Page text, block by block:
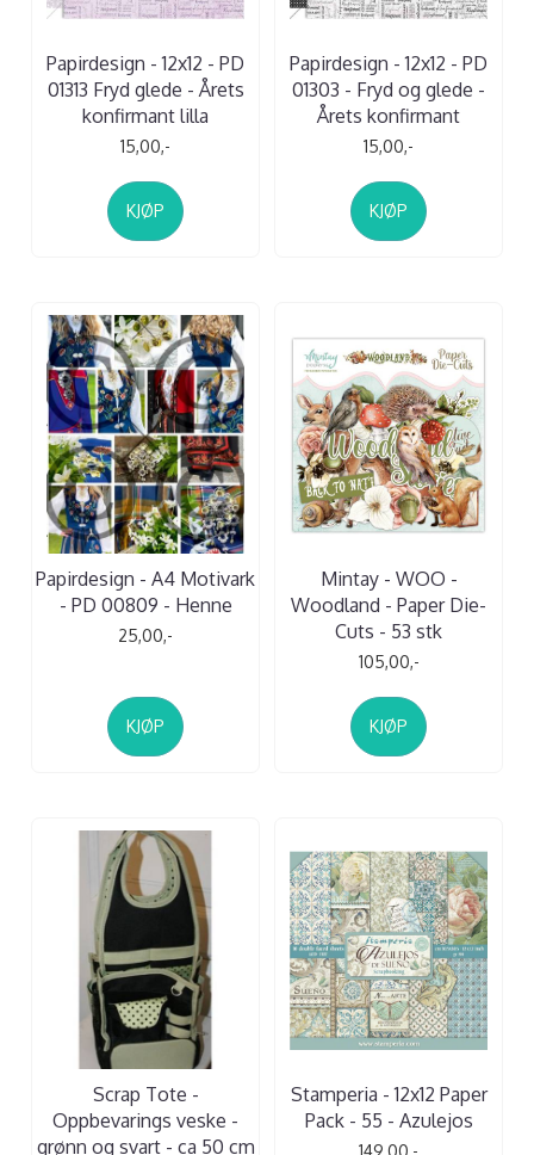
Papirdesign - 12x12 - PD
01313 Fryd glede - Årets
konfirmant lilla
15,00,-
KJØP
Papirdesign - 12x12 - PD
01303 - Fryd og glede -
Årets konfirmant
15,00,-
KJØP
Papirdesign - A4 Motivark
- PD 00809 - Henne
25,00,-
KJØP
Mintay - WOO -
Woodland - Paper Die-
Cuts - 53 stk
105,00,-
KJØP
Scrap Tote -
Oppbevarings veske -
grønn og svart - ca 50 cm
Stamperia - 12x12 Paper
Pack - 55 - Azulejos